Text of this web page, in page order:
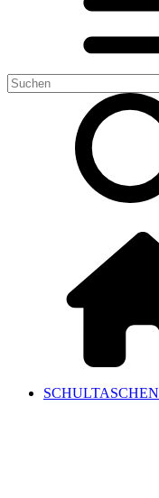
SCHULTASCHEN